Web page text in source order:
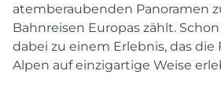
atemberaubenden Panoramen
Bahnreisen Europas zählt.
dabei zu einem Erlebnis, das die
Alpen auf einzigartige Weise